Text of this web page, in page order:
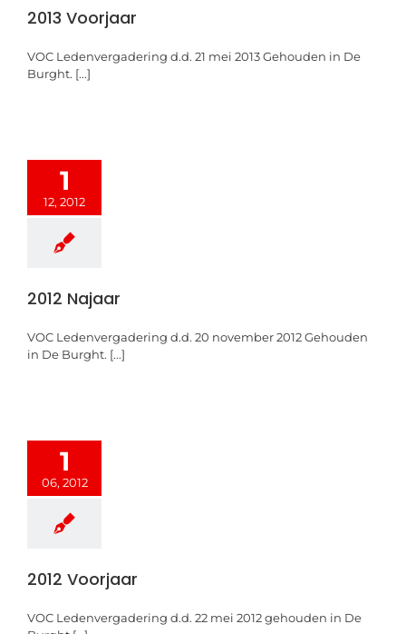
2013 Voorjaar
VOC Ledenvergadering d.d. 21 mei 2013 Gehouden in De
Burght. [...]
1
12, 2012
2012 Najaar
VOC Ledenvergadering d.d. 20 november 2012 Gehouden
in De Burght. [...]
1
06, 2012
2012 Voorjaar
VOC Ledenvergadering d.d. 22 mei 2012 gehouden in De